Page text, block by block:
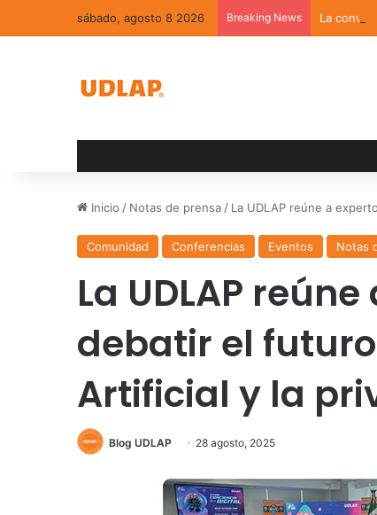
sábado, agosto 8 2026 Breaking News La
Inicio / Notas de prensa / La UDLAP reúne a
Comunidad Conferencias Eventos Notas
La UDLAP
debatir el
Artificial y la
Blog UDLAP 28 agosto, 2025